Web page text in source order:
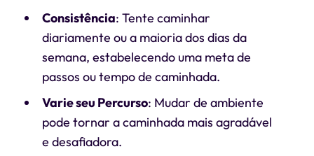
Consistência: Tente caminhar
diariamente ou a maioria dos dias da
semana, estabelecendo uma meta de
passos ou tempo de caminhada.
Varie seu Percurso: Mudar de ambiente
pode tornar a caminhada mais agradável
e desafiadora.